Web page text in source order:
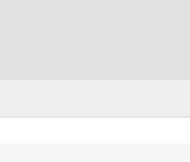
- 27.02.2020
przepisami prawa w celu: